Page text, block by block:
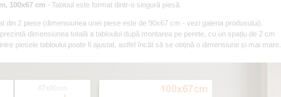
100x67 cm - Tabloul este format dintr-o singură piesă
din 2 piese (dimensiunea unei piese este de 90x67 cm - vezi galeria produsului).
dimensiunea totală a tabloului după montarea pe perete, cu un spațiu de 2 cm
piesele tabloului poate fi ajustat, astfel încât să se obțină o dimensiune și mai mare.